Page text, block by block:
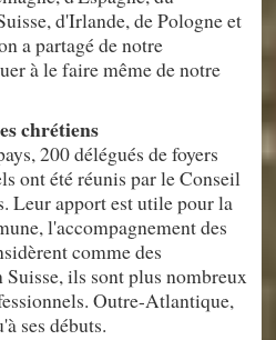
d'Irlande, de Pologne et
a partagé de notre
à le faire même de notre
chrétiens
200 délégués de foyers
ont été réunis par le Conseil
Leur apport est utile pour la
l'accompagnement des
comme des
ils sont plus nombreux
Outre-Atlantique,
ses débuts.